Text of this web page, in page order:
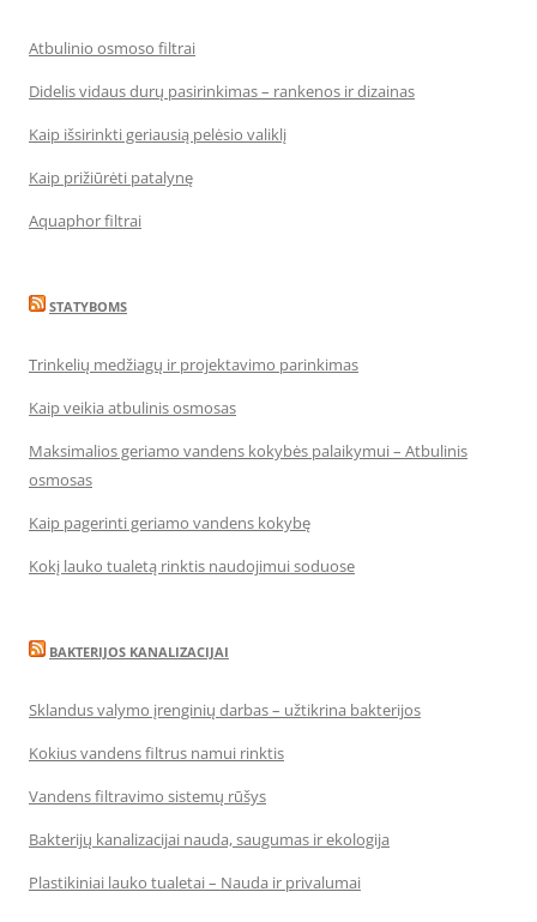
Atbulinio osmoso filtrai
Didelis vidaus durų pasirinkimas – rankenos ir dizainas
Kaip išsirinkti geriausią pelėsio valiklį
Kaip prižiūrėti patalynę
Aquaphor filtrai
STATYBOMS
Trinkelių medžiagų ir projektavimo parinkimas
Kaip veikia atbulinis osmosas
Maksimalios geriamo vandens kokybės palaikymui – Atbulinis
osmosas
Kaip pagerinti geriamo vandens kokybę
Kokį lauko tualetą rinktis naudojimui soduose
BAKTERIJOS KANALIZACIJAI
Sklandus valymo įrenginių darbas – užtikrina bakterijos
Kokius vandens filtrus namui rinktis
Vandens filtravimo sistemų rūšys
Bakterijų kanalizacijai nauda, saugumas ir ekologija
Plastikiniai lauko tualetai – Nauda ir privalumai